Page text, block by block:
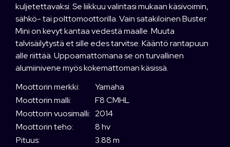
kuljetettavaksi. Se liikkuu valintasi mukaan käsivoimin,
sähkö- tai polttomoottorilla. Vain satakiloinen Buster
Mini on kevyt kantaa vedestä maalle. Muuta
talvisäilytystä et sille edes tarvitse. Kääntö rantapuun
alle riittää. Uppoamattomana se on turvallinen
alumiinivene myös kokemattoman käsissä.
Moottorin merkki:
Yamaha
Moottorin malli:
F8 CMHL
Moottorin vuosimalli: 2014
Moottorin teho:
8 hv
Pituus:
3.88 m